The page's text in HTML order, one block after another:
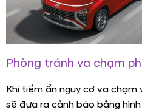
Phòng tránh va chạm
Khi tiềm ẩn nguy cơ va
sẽ đưa ra cảnh báo bằng